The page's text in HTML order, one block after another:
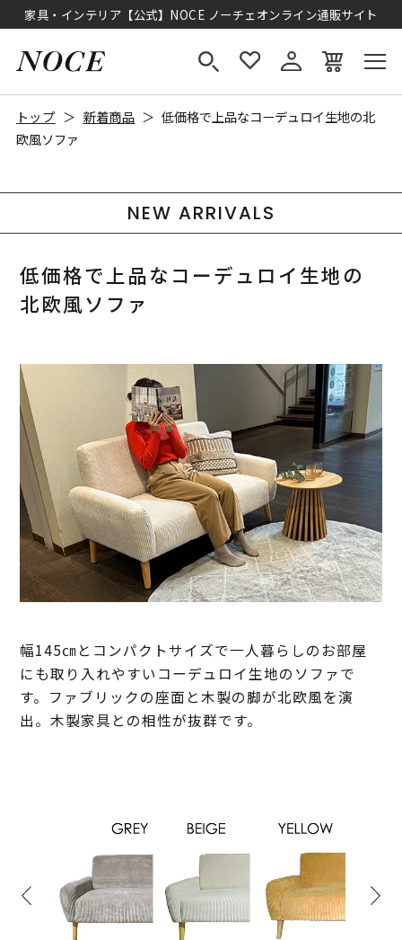
家具・インテリア【公式】NOCE ノーチェオンライン通販サイト
トップ 新着商品
低価格で上品なコーデュロイ生地の北
欧風ソファ
NEW ARRIVALS
低価格で上品なコーデュロイ生地の
北欧風ソファ
幅145㎝とコンパクトサイズで一人暮らしのお部屋
にも取り入れやすいコーデュロイ生地のソファで
す。ファブリックの座面と木製の脚が北欧風を演
出。木製家具との相性が抜群です。